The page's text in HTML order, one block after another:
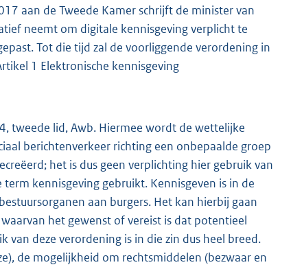
aan de Tweede Kamer schrijft de minister van
neemt om digitale kennisgeving verplicht te
Tot die tijd zal de voorliggende verordening in
1 Elektronische kennisgeving
tweede lid, Awb. Hiermee wordt de wettelijke
berichtenverkeer richting een onbepaalde groep
het is dus geen verplichting hier gebruik van
kennisgeving gebruikt. Kennisgeven is in de
aan burgers. Het kan hierbij gaan
het gewenst of vereist is dat potentieel
deze verordening is in die zin dus heel breed.
de mogelijkheid om rechtsmiddelen (bezwaar en